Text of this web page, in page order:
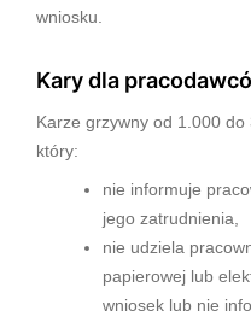
wniosku.
Kary dla
Karze grzywny od 1.000 do
który:
nie informuje
jego zatrudnienia,
nie udziela
papierowej lub
wniosek lub nie